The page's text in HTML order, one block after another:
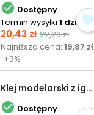
 Dostępny
Termin wysyłki 1 dzień
Cena
20,43 zł Cena
podstawowa
22,20 zł
Najniższa cena:19,87 zł
+3%
Klej modelarski z igłą 30 ml
 Dostępny